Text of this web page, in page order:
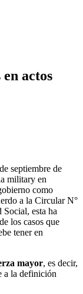
actos
septiembre de
military en
como
a la Circular N°
esta ha
los casos que
tener en
mayor, es decir,
a la definición